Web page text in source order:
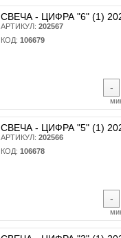
СВЕЧА - ЦИФРА "6" (1)
АРТИКУЛ: 202567
КОД: 106679
-
СВЕЧА - ЦИФРА "5" (1)
АРТИКУЛ: 202566
КОД: 106678
-